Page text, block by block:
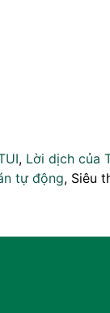
, Lời dịch của
tự động, Siêu